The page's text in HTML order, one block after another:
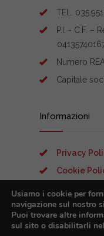
TEL.
P.I. - C.F. –
Numero
Capitale
Informazioni
Privacy
Cookie
Usiamo i cookie per
navigazione sul nostro
Puoi trovare altre
sul sito o disabilitarli